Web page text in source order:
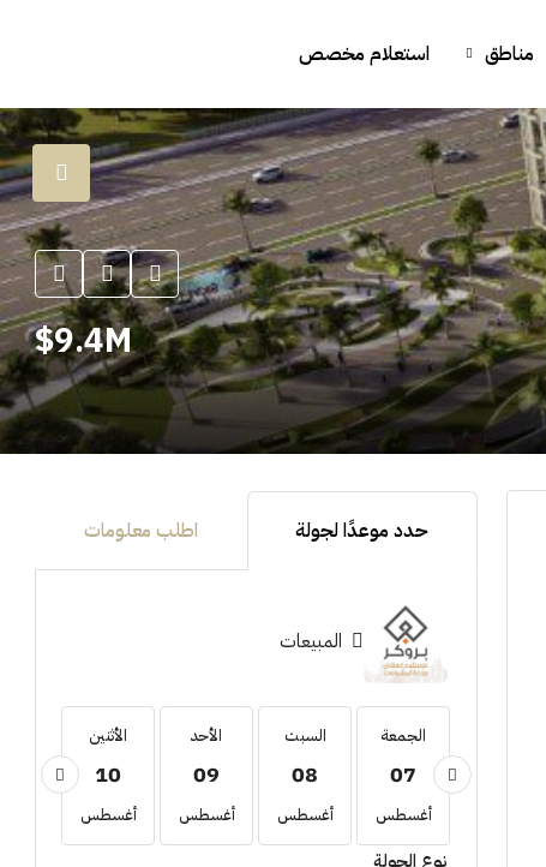
مناطق استعلام مخصص
9.4M$
حدد موعدًا لجولة اطلب معلومات
المبيعات
الجمعة
07
أغسطس
السبت
08
أغسطس
الأحد
09
أغسطس
الأثنين
10
أغسطس
نوع الجولة